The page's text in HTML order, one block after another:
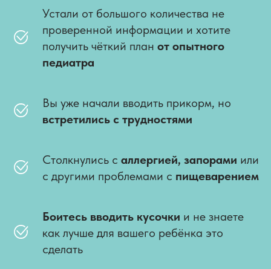
Устали от большого количества не
проверенной информации и хотите
получить чёткий план от опытного
педиатра
Вы уже начали вводить прикорм, но
встретились с трудностями
Столкнулись с аллергией, запорами или
с другими проблемами с пищеварением
Боитесь вводить кусочки и не знаете
как лучше для вашего ребёнка это
сделать